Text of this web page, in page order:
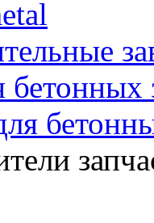
бетонных